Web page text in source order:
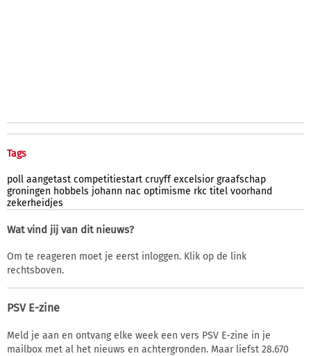
Tags
poll aangetast competitiestart cruyff excelsior graafschap
groningen hobbels johann nac optimisme rkc titel voorhand
zekerheidjes
Wat vind jij van dit nieuws?
Om te reageren moet je eerst inloggen. Klik op de link
rechtsboven.
PSV E-zine
Meld je aan en ontvang elke week een vers PSV E-zine in je
mailbox met al het nieuws en achtergronden. Maar liefst 28.670